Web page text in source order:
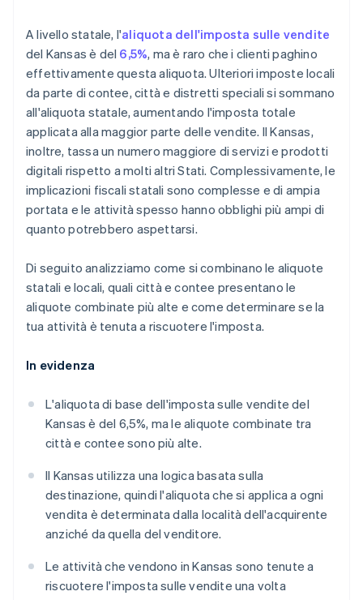
Venditori sui marketplace
A livello statale, l'aliquota dell'imposta sulle vendite
del Kansas è del 6,5%, ma è raro che i clienti paghino
effettivamente questa aliquota. Ulteriori imposte locali
da parte di contee, città e distretti speciali si sommano
all'aliquota statale, aumentando l'imposta totale
applicata alla maggior parte delle vendite. Il Kansas,
inoltre, tassa un numero maggiore di servizi e prodotti
digitali rispetto a molti altri Stati. Complessivamente, le
implicazioni fiscali statali sono complesse e di ampia
portata e le attività spesso hanno obblighi più ampi di
quanto potrebbero aspettarsi.
Di seguito analizziamo come si combinano le aliquote
statali e locali, quali città e contee presentano le
aliquote combinate più alte e come determinare se la
tua attività è tenuta a riscuotere l'imposta.
In evidenza
L'aliquota di base dell'imposta sulle vendite del
Kansas è del 6,5%, ma le aliquote combinate tra
città e contee sono più alte.
Il Kansas utilizza una logica basata sulla
destinazione, quindi l'aliquota che si applica a ogni
vendita è determinata dalla località dell'acquirente
anziché da quella del venditore.
Le attività che vendono in Kansas sono tenute a
riscuotere l'imposta sulle vendite una volta